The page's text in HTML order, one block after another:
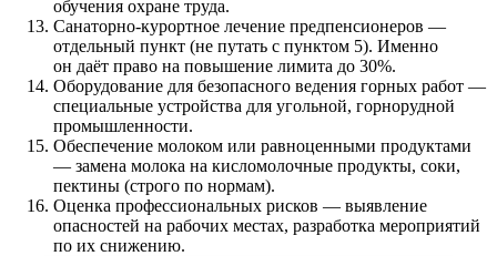
обучения охране труда.
Санаторно-курортное лечение предпенсионеров —
отдельный пункт (не путать с пунктом 5). Именно
он даёт право на повышение лимита до 30%.
Оборудование для безопасного ведения горных работ —
специальные устройства для угольной, горнорудной
промышленности.
Обеспечение молоком или равноценными продуктами
— замена молока на кисломолочные продукты, соки,
пектины (строго по нормам).
Оценка профессиональных рисков — выявление
опасностей на рабочих местах, разработка мероприятий
по их снижению.